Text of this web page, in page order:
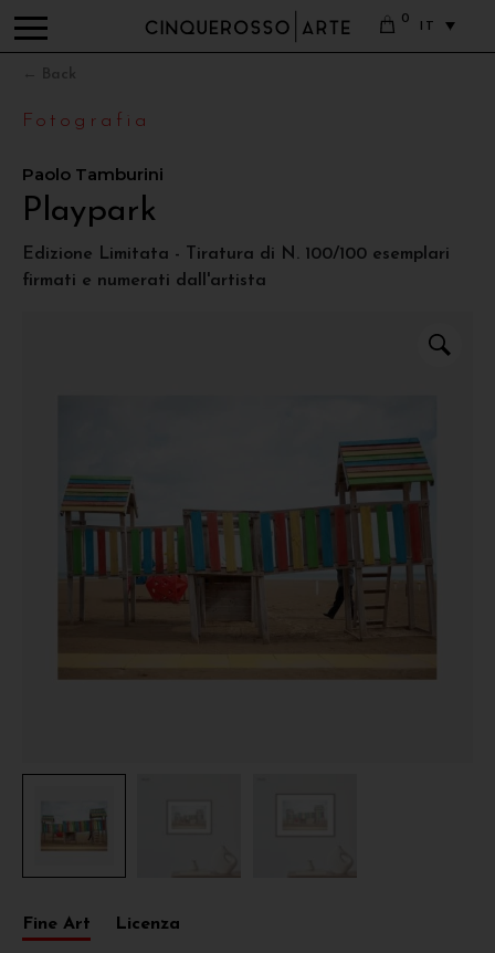
0
IT
Fotografia
Paolo Tamburini
Playpark
Edizione Limitata - Tiratura di N. 100/100 esemplari
firmati e numerati dall'artista
Fine Art Licenza